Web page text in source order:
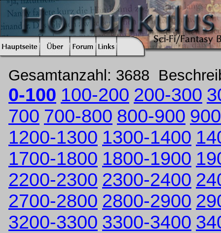
Gesamtanzahl: 3688
0-100 100-200 200-300
700 700-800 800-900
1200-1300 1300-1400
1700-1800 1800-1900
2200-2300 2300-2400
2700-2800 2800-2900
3200-3300 3300-3400